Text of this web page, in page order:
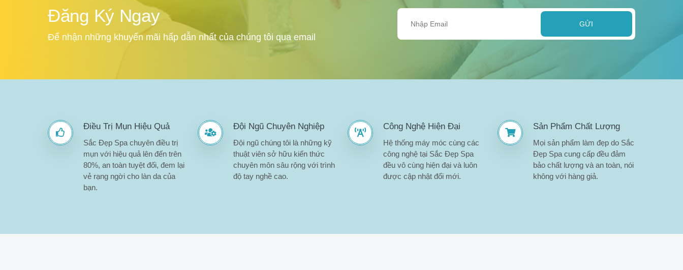
Đăng Ký Ngay
Để nhận những khuyến mãi hấp dẫn nhất của chúng tôi qua email
GỬI
Điều Trị Mụn Hiệu Quả
Sắc Đẹp Spa chuyên điều trị
mụn với hiệu quả lên đến trên
80%, an toàn tuyệt đối, đem lại
vẻ rạng ngời cho làn da của
bạn.
Đội Ngũ Chuyên Nghiệp
Đội ngũ chúng tôi là những kỹ
thuật viên sở hữu kiến thức
chuyên môn sâu rộng với trình
độ tay nghề cao.
Công Nghệ Hiện Đại
Hệ thống máy móc cùng các
công nghệ tại Sắc Đẹp Spa
đều vô cùng hiện đại và luôn
được cập nhật đổi mới.
Sản Phẩm Chất Lượng
Mọi sản phẩm làm đẹp do Sắc
Đẹp Spa cung cấp đều đảm
bảo chất lượng và an toàn, nói
không với hàng giả.